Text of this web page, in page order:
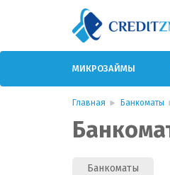
МИКРОЗАЙМЫ
Главная Банкоматы
Банкоматы